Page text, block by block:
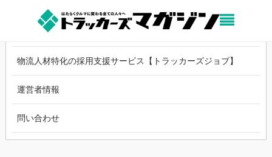
中古トラックのオンライン売買【トラッカーズオークション】
物流人材特化の採用支援サービス【トラッカーズジョブ】
運営者情報
問い合わせ